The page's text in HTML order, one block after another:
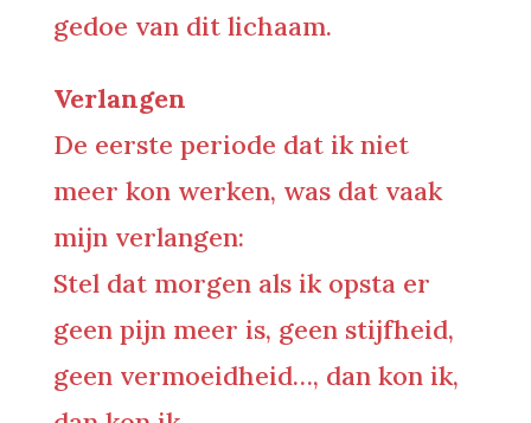
gedoe van dit lichaam.
Verlangen
De eerste periode dat ik niet
meer kon werken, was dat vaak
mijn verlangen:
Stel dat morgen als ik opsta er
geen pijn meer is, geen stijfheid,
geen vermoeidheid…, dan kon ik,